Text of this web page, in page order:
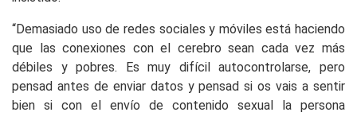
“Demasiado uso de redes sociales y móviles está haciendo
que las conexiones con el cerebro sean cada vez más
débiles y pobres. Es muy difícil autocontrolarse, pero
pensad antes de enviar datos y pensad si os vais a sentir
bien si con el envío de contenido sexual la persona